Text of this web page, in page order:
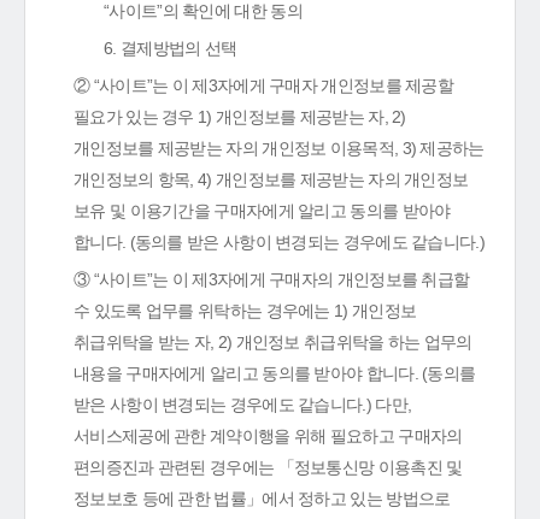
“사이트”의 확인에 대한 동의
6. 결제방법의 선택
② “사이트”는 이 제3자에게 구매자 개인정보를 제공할
필요가 있는 경우 1) 개인정보를 제공받는 자, 2)
개인정보를 제공받는 자의 개인정보 이용목적, 3) 제공하는
개인정보의 항목, 4) 개인정보를 제공받는 자의 개인정보
보유 및 이용기간을 구매자에게 알리고 동의를 받아야
합니다. (동의를 받은 사항이 변경되는 경우에도 같습니다.)
③ “사이트”는 이 제3자에게 구매자의 개인정보를 취급할
수 있도록 업무를 위탁하는 경우에는 1) 개인정보
취급위탁을 받는 자, 2) 개인정보 취급위탁을 하는 업무의
내용을 구매자에게 알리고 동의를 받아야 합니다. (동의를
받은 사항이 변경되는 경우에도 같습니다.) 다만,
서비스제공에 관한 계약이행을 위해 필요하고 구매자의
편의증진과 관련된 경우에는 「정보통신망 이용촉진 및
정보보호 등에 관한 법률」에서 정하고 있는 방법으로